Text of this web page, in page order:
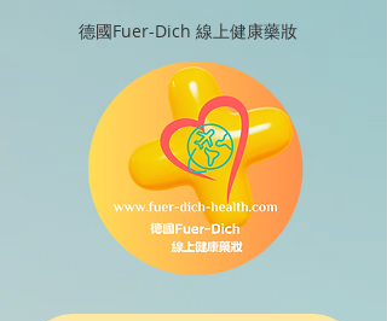
德國Fuer-Dich 線上健康藥妝